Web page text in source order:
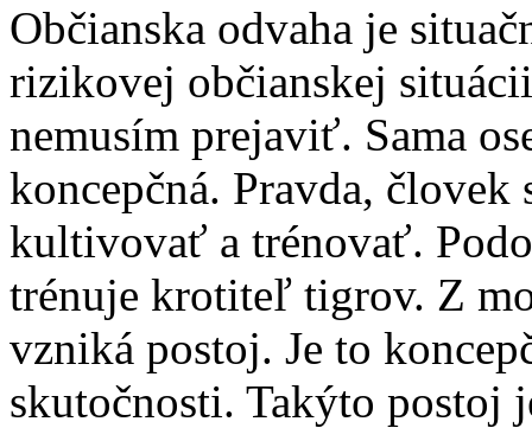
Občianska odvaha je
rizikovej občianskej
nemusím prejaviť. Sama
koncepčná. Pravda,
kultivovať a trénovať.
trénuje krotiteľ tigrov. Z
vzniká postoj. Je to
skutočnosti. Takýto postoj